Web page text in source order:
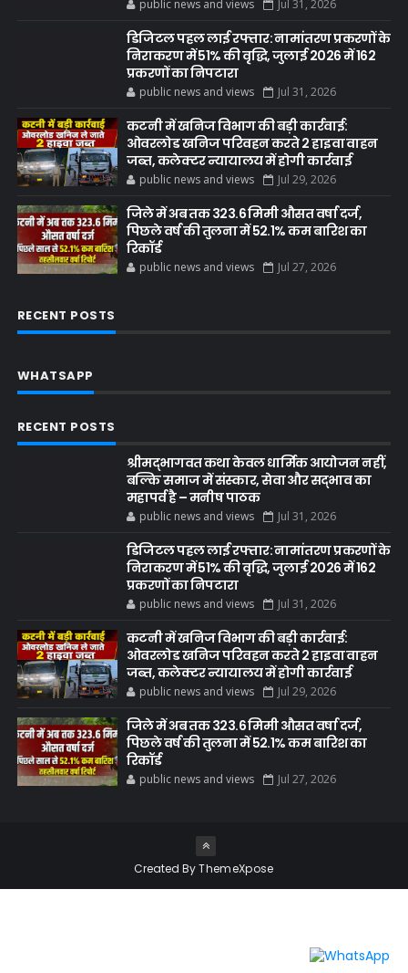
public news and views Jul 31, 2026
डिजिटल पहल लाई रफ्तार: नामांतरण प्रकरणों के
निराकरण में 51% की वृद्धि, जुलाई 2026 में 162
प्रकरणों का निपटारा
public news and views Jul 31, 2026
कटनी में खनिज विभाग की बड़ी कार्रवाई:
ओवरलोड खनिज परिवहन करते 2 हाइवा वाहन
जब्त, कलेक्टर न्यायालय में होगी कार्रवाई
public news and views Jul 29, 2026
जिले में अब तक 323.6 मिमी औसत वर्षा दर्ज,
पिछले वर्ष की तुलना में 52.1% कम बारिश का
रिकॉर्ड
public news and views Jul 27, 2026
RECENT POSTS
WHATSAPP
RECENT POSTS
श्रीमद्भागवत कथा केवल धार्मिक आयोजन नहीं,
बल्कि समाज में संस्कार, सेवा और सद्भाव का
महापर्व है – मनीष पाठक
public news and views Jul 31, 2026
डिजिटल पहल लाई रफ्तार: नामांतरण प्रकरणों के
निराकरण में 51% की वृद्धि, जुलाई 2026 में 162
प्रकरणों का निपटारा
public news and views Jul 31, 2026
कटनी में खनिज विभाग की बड़ी कार्रवाई:
ओवरलोड खनिज परिवहन करते 2 हाइवा वाहन
जब्त, कलेक्टर न्यायालय में होगी कार्रवाई
public news and views Jul 29, 2026
जिले में अब तक 323.6 मिमी औसत वर्षा दर्ज,
पिछले वर्ष की तुलना में 52.1% कम बारिश का
रिकॉर्ड
public news and views Jul 27, 2026
Created ByThemeXpose